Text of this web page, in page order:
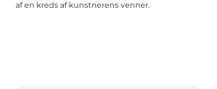
af en kreds af kunstnerens venner.